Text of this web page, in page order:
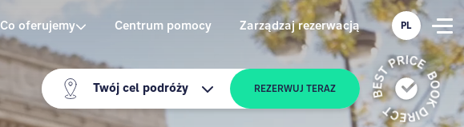
Co oferujemy Centrum pomocy Zarządzaj rezerwacją
Twój cel podróży REZERWUJ TERAZ
PL